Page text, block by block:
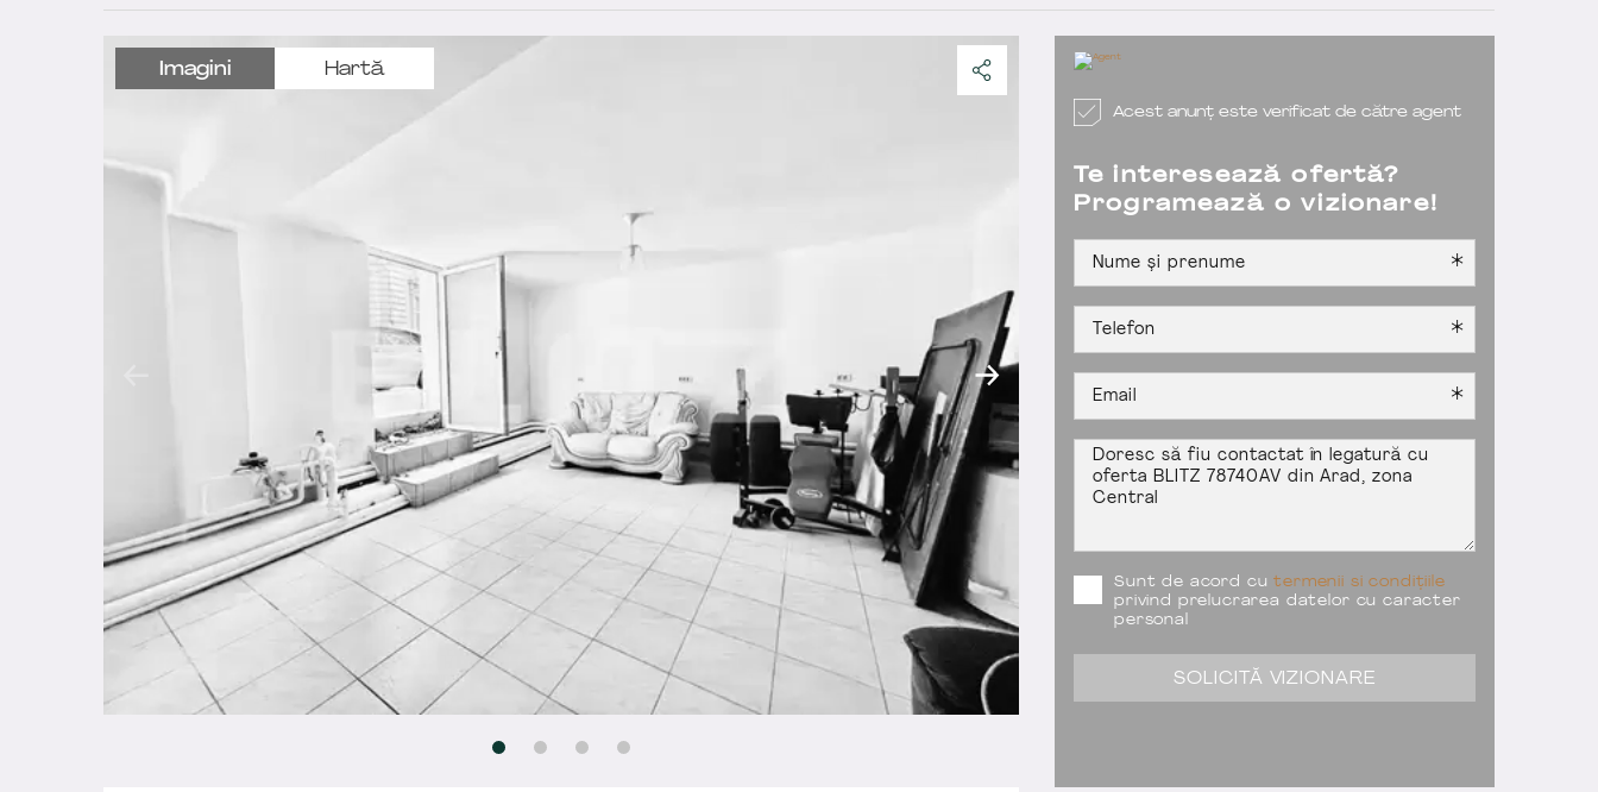
Imagini Hartă
Acest anunț este verificat de către agent
Te interesează ofertă?
Programează o vizionare!
Sunt de acord cutermenii si condițiile
privind prelucrarea datelor cu caracter
personal
SOLICITĂ VIZIONARE